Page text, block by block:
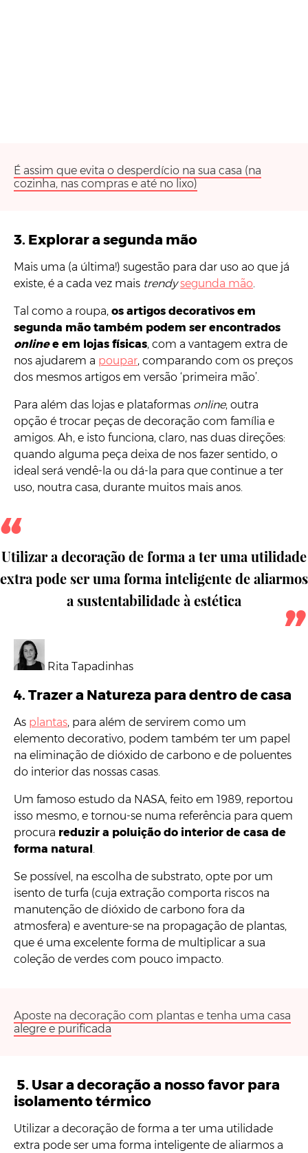
É assim que evita o desperdício na sua casa (na
cozinha, nas compras e até no lixo)
3. Explorar a segunda mão
Mais uma (a última!) sugestão para dar uso ao que já
existe, é a cada vez mais trendy segunda mão.
Tal como a roupa, os artigos decorativos em
segunda mão também podem ser encontrados
onlinee em lojas físicas, com a vantagem extra de
nos ajudarem a poupar, comparando com os preços
dos mesmos artigos em versão ‘primeira mão’.
Para além das lojas e plataformas online, outra
opção é trocar peças de decoração com família e
amigos. Ah, e isto funciona, claro, nas duas direções:
quando alguma peça deixa de nos fazer sentido, o
ideal será vendê-la ou dá-la para que continue a ter
uso, noutra casa, durante muitos mais anos.
Utilizar a decoração de forma a ter uma utilidade
extra pode ser uma forma inteligente de aliarmos
a sustentabilidade à estética
Rita Tapadinhas
4. Trazer a Natureza para dentro de casa
As plantas, para além de servirem como um
elemento decorativo, podem também ter um papel
na eliminação de dióxido de carbono e de poluentes
do interior das nossas casas.
Um famoso estudo da NASA, feito em 1989, reportou
isso mesmo, e tornou-se numa referência para quem
procura reduzir a poluição do interior de casa de
forma natural .
Se possível, na escolha de substrato, opte por um
isento de turfa (cuja extração comporta riscos na
manutenção de dióxido de carbono fora da
atmosfera) e aventure-se na propagação de plantas,
que é uma excelente forma de multiplicar a sua
coleção de verdes com pouco impacto.
Aposte na decoração com plantas e tenha uma casa
alegre e purificada
5. Usar a decoração a nosso favor para
isolamento térmico
Utilizar a decoração de forma a ter uma utilidade
extra pode ser uma forma inteligente de aliarmos a